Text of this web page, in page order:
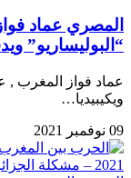
المصري عماد
“البوليساريو”
عماد فواز المغرب ,
ويكيبيديا…
09 نوفمبر 2021